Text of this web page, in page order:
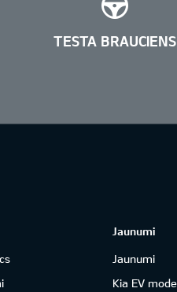
TESTA BRAUCIENS
Jaunumi
Jaunumi
Kia EV